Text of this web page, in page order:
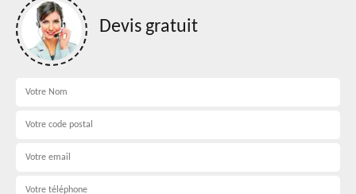
Devis gratuit